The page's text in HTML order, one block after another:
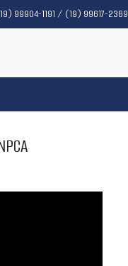
99904-1191 / (19) 99617-2369